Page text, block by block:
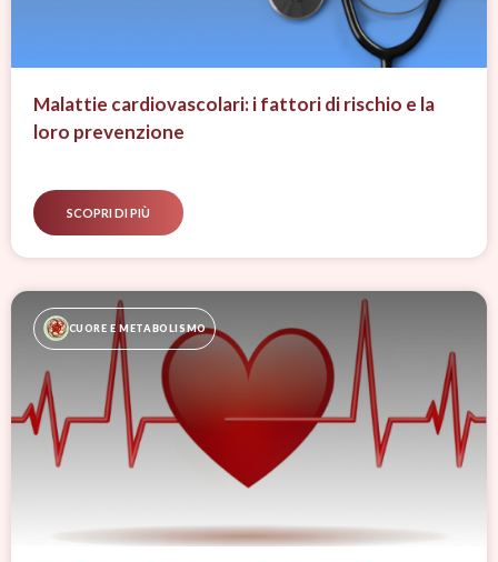
Malattie cardiovascolari: i fattori di rischio e la
loro prevenzione
SCOPRI DI PIÙ
CUORE E METABOLISMO